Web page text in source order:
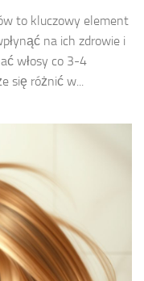
to kluczowy element
na ich zdrowie i
włosy co 3-4
się różnić w...